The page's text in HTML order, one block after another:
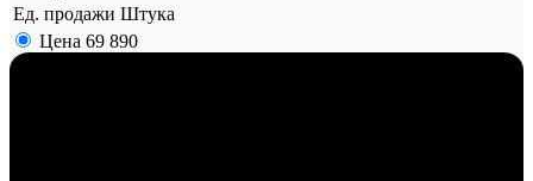
Ед. продажи Штука
Цена 69 890